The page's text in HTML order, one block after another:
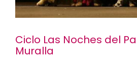
Ciclo Las Noches del
Muralla